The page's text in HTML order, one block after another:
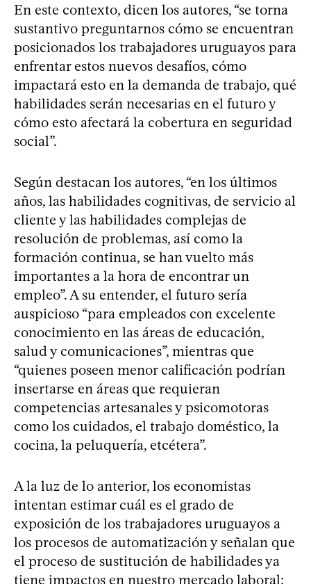
En este contexto, dicen los autores, “se torna
sustantivo preguntarnos cómo se encuentran
posicionados los trabajadores uruguayos para
enfrentar estos nuevos desafíos, cómo
impactará esto en la demanda de trabajo, qué
habilidades serán necesarias en el futuro y
cómo esto afectará la cobertura en seguridad
social”.
Según destacan los autores, “en los últimos
años, las habilidades cognitivas, de servicio al
cliente y las habilidades complejas de
resolución de problemas, así como la
formación continua, se han vuelto más
importantes a la hora de encontrar un
empleo”. A su entender, el futuro sería
auspicioso “para empleados con excelente
conocimiento en las áreas de educación,
salud y comunicaciones”, mientras que
“quienes poseen menor calificación podrían
insertarse en áreas que requieran
competencias artesanales y psicomotoras
como los cuidados, el trabajo doméstico, la
cocina, la peluquería, etcétera”.
A la luz de lo anterior, los economistas
intentan estimar cuál es el grado de
exposición de los trabajadores uruguayos a
los procesos de automatización y señalan que
el proceso de sustitución de habilidades ya
tiene impactos en nuestro mercado laboral: